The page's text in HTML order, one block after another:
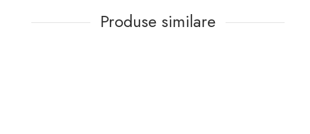
Produse similare